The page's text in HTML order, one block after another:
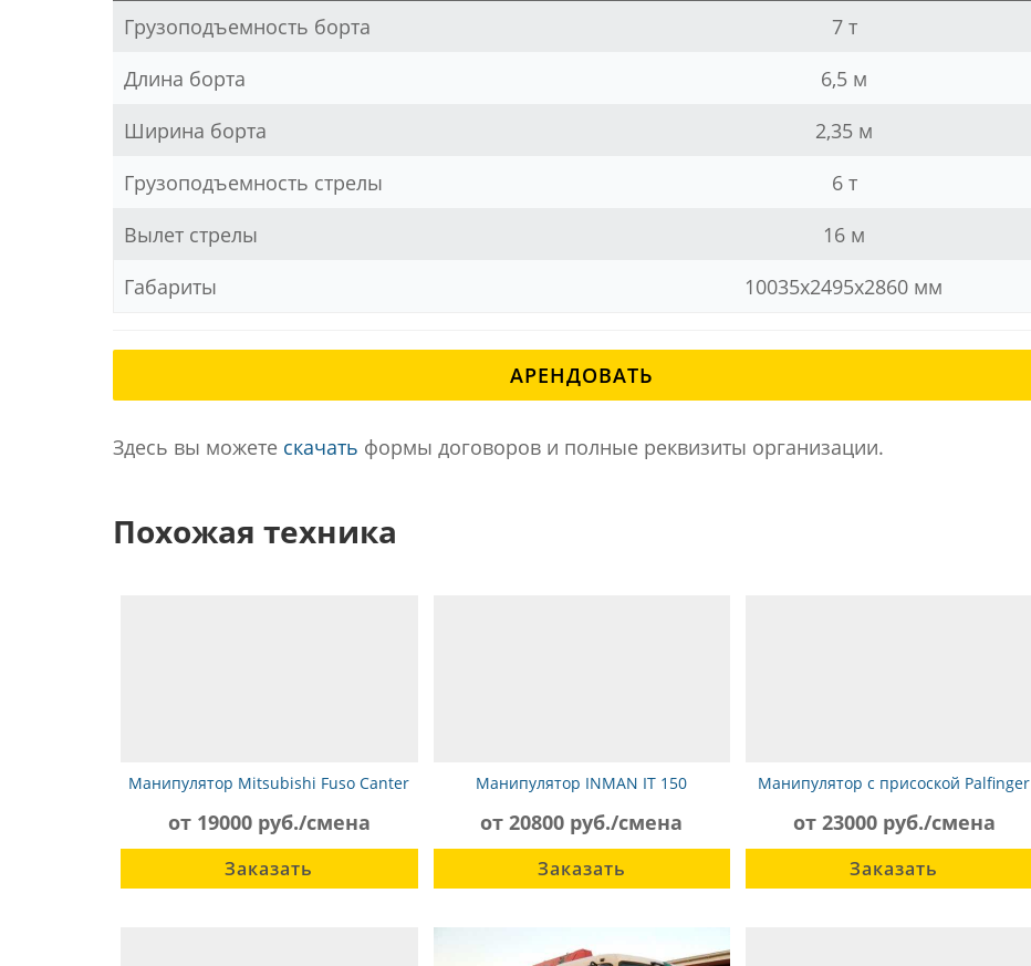
Грузоподъемность борта
7 т
Длина борта
6,5 м
Ширина борта
2,35 м
Грузоподъемность стрелы
6 т
Вылет стрелы
16 м
Габариты
10035х2495х2860 мм
АРЕНДОВАТЬ
Здесь вы можете скачать формы договоров и полные реквизиты организации.
Похожая техника
Манипулятор Mitsubishi Fuso Canter
от 19000 руб./смена
Заказать
Манипулятор INMAN IT 150
от 20800 руб./смена
Заказать
Манипулятор с присоской Palfinger
от 23000 руб./смена
Заказать